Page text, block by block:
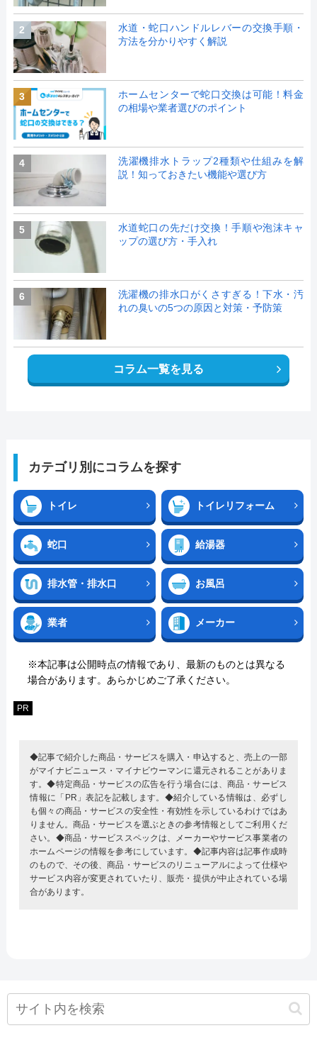
2
水道・蛇口ハンドルレバーの交換手順・
方法を分かりやすく解説
3
ホームセンターで蛇口交換は可能！料金
の相場や業者選びのポイント
4
洗濯機排水トラップ2種類や仕組みを解
説！知っておきたい機能や選び方
5
水道蛇口の先だけ交換！手順や泡沫キャ
ップの選び方・手入れ
6
洗濯機の排水口がくさすぎる！下水・汚
れの臭いの5つの原因と対策・予防策
コラム一覧を見る
カテゴリ別にコラムを探す
トイレ トイレリフォーム
蛇口 給湯器
排水管・排水口 お風呂
業者 メーカー
※本記事は公開時点の情報であり、最新のものとは異なる
場合があります。あらかじめご了承ください。
PR
◆記事で紹介した商品・サービスを購入・申込すると、売上の一部
がマイナビニュース・マイナビウーマンに還元されることがありま
す。◆特定商品・サービスの広告を行う場合には、商品・サービス
情報に「PR」表記を記載します。◆紹介している情報は、必ずし
も個々の商品・サービスの安全性・有効性を示しているわけではあ
りません。商品・サービスを選ぶときの参考情報としてご利用くだ
さい。◆商品・サービススペックは、メーカーやサービス事業者の
ホームページの情報を参考にしています。◆記事内容は記事作成時
のもので、その後、商品・サービスのリニューアルによって仕様や
サービス内容が変更されていたり、販売・提供が中止されている場
合があります。